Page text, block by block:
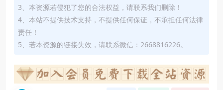
3、本资源若侵犯了您的合法权益，请联系我们删除！
4、本站不提供技术支持，不提供任何保证，不承担任何法律
责任！
5、若本资源的链接失效，请联系微信：2668816226。